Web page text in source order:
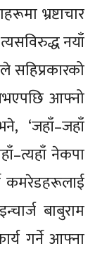
भ्रष्टाचार
नयाँ
सहिप्रकारको
आफ्नो
‘जहाँ–जहाँ
नेकपा
कमरेडहरूलाई
बाबुराम
गर्ने आफ्ना